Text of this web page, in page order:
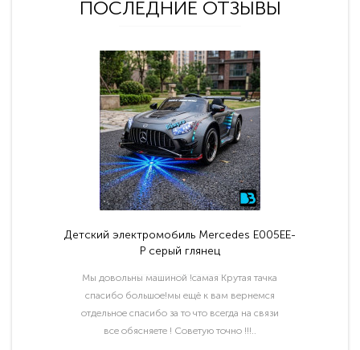
ПОСЛЕДНИЕ ОТЗЫВЫ
Детский электромобиль Mercedes E005EE-
P серый глянец
Мы довольны машиной !самая Крутая тачка
спасибо большое!мы ещё к вам вернемся
отдельное спасибо за то что всегда на связи
все обясняете ! Советую точно !!!..